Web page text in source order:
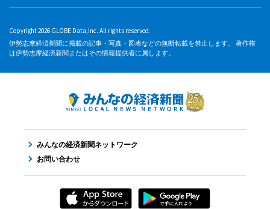
Copyright 2026 GLOBE Data,Inc. All rights reserved.
伊勢志摩経済新聞に掲載の記事・写真・図表などの無断転載を禁止します。 著作権
は伊勢志摩経済新聞またはその情報提供者に属します。
みんなの経済新聞ネットワーク
お問い合わせ